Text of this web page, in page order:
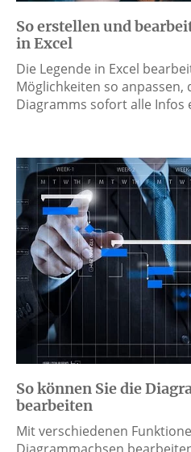
So erstellen und
in Excel
Die Legende in Excel
Möglichkeiten so anpassen,
Diagramms sofort alle Infos
So können Sie die
bearbeiten
Mit verschiedenen